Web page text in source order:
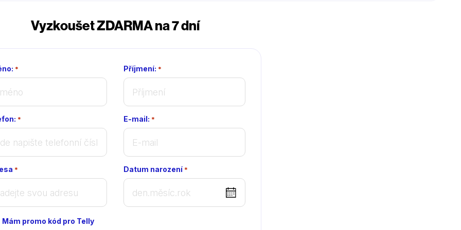
Vyzkoušet ZDARMA na 7 dní
* Příjmení: *
* E-mail: *
* Datum narození *
DD
dot
Mám promo kód pro Telly